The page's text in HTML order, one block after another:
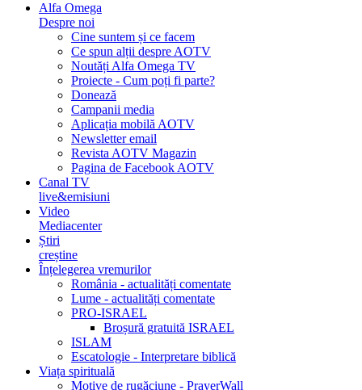
Alfa Omega
Despre noi
Cine suntem și ce facem
Ce spun alții despre AOTV
Noutăți Alfa Omega TV
Proiecte - Cum poți fi parte?
Donează
Campanii media
Aplicația mobilă AOTV
Newsletter email
Revista AOTV Magazin
Pagina de Facebook AOTV
Canal TV
live&emisiuni
Video
Mediacenter
Știri
creștine
Înțelegerea vremurilor
România - actualități comentate
Lume - actualități comentate
PRO-ISRAEL
Broșură gratuită ISRAEL
ISLAM
Escatologie - Interpretare biblică
Viața spirituală
Motive de rugăciune - PrayerWall